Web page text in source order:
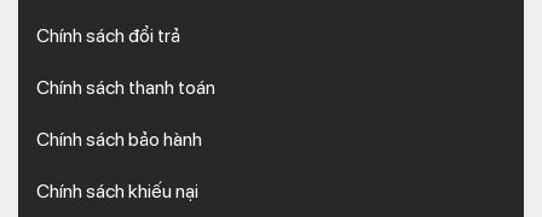
Chính sách đổi trả
Chính sách thanh toán
Chính sách bảo hành
Chính sách khiếu nại